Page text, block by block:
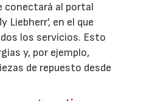
conectará al portal
Liebherr', en el que
los servicios. Esto
y, por ejemplo,
de repuesto desde